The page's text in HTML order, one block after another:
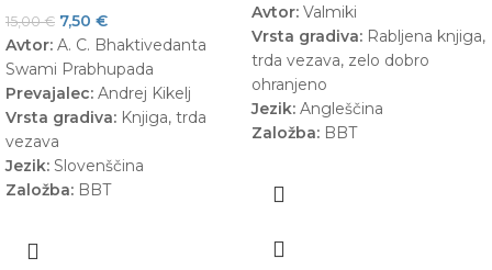
15,00€ 7,50 €
Avtor: A. C. Bhaktivedanta
Swami Prabhupada
Prevajalec: Andrej Kikelj
Vrsta gradiva: Knjiga, trda
vezava
Jezik: Slovenščina
Založba: BBT
Avtor: Valmiki
Vrsta gradiva: Rabljena knjiga,
trda vezava, zelo dobro
ohranjeno
Jezik: Angleščina
Založba: BBT